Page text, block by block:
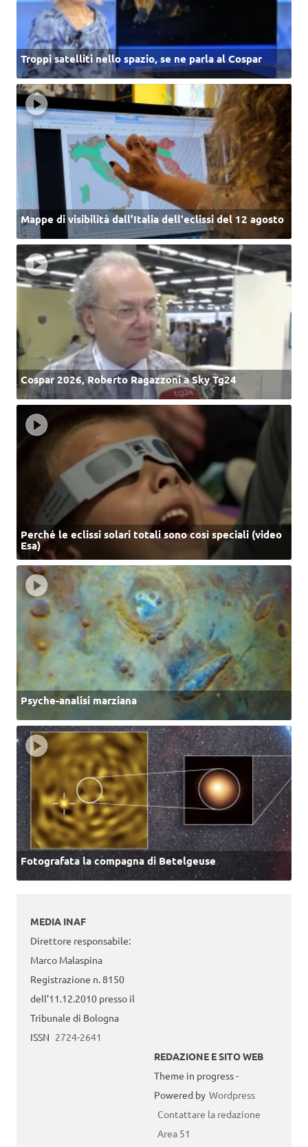
Troppi satelliti nello spazio, se ne parla al Cospar
Mappe di visibilità dall’Italia dell'eclissi del 12 agosto
Cospar 2026, Roberto Ragazzoni a Sky Tg24
Perché le eclissi solari totali sono così speciali (video
Esa)
Psyche-analisi marziana
Fotografata la compagna di Betelgeuse
MEDIA INAF
Direttore responsabile:
Marco Malaspina
Registrazione n. 8150
dell’11.12.2010 presso il
Tribunale di Bologna
ISSN 2724-2641
REDAZIONE E SITO WEB
Theme in progress -
Powered by Wordpress
Contattare la redazione
Area 51